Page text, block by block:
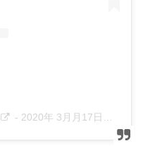
- 2020年 3月月17日午前12時52分PDT